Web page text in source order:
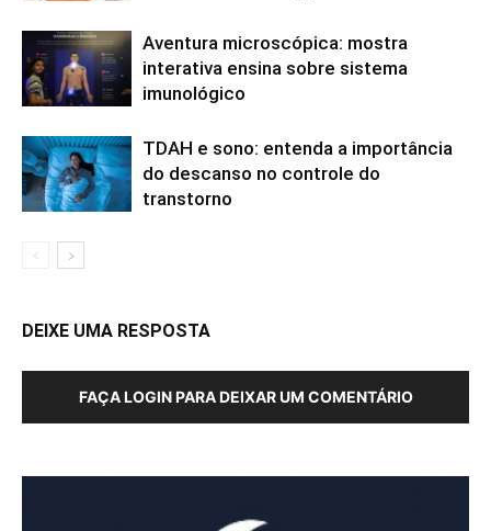
Aventura microscópica: mostra
interativa ensina sobre sistema
imunológico
TDAH e sono: entenda a importância
do descanso no controle do
transtorno
DEIXE UMA RESPOSTA
FAÇA LOGIN PARA DEIXAR UM COMENTÁRIO